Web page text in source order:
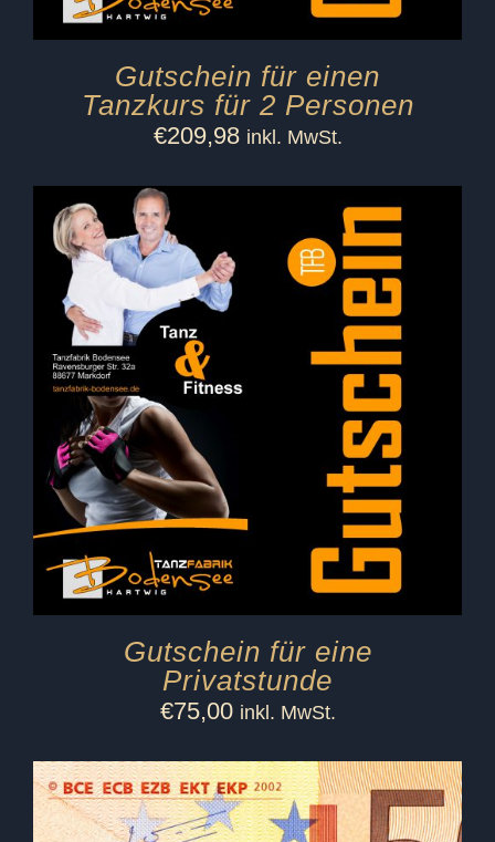
Gutschein für einen
Tanzkurs für 2 Personen
€209,98 inkl. MwSt.
Gutschein für eine
Privatstunde
€75,00 inkl. MwSt.